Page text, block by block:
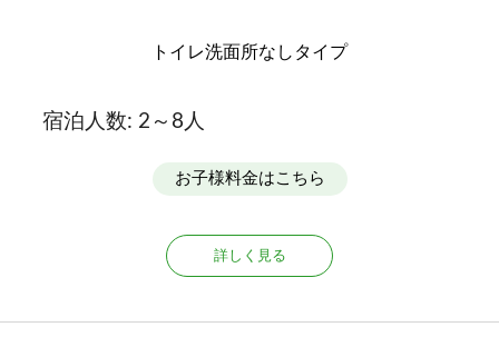
トイレ洗面所なしタイプ
宿泊人数: 2～8人
お子様料金はこちら
詳しく見る